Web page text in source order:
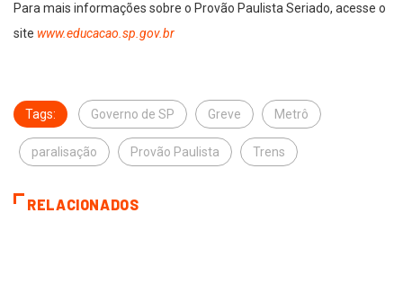
Para mais informações sobre o Provão Paulista Seriado, acesse o
site www.educacao.sp.gov.br
Tags: Governo de SP Greve Metrô
paralisação Provão Paulista Trens
RELACIONADOS